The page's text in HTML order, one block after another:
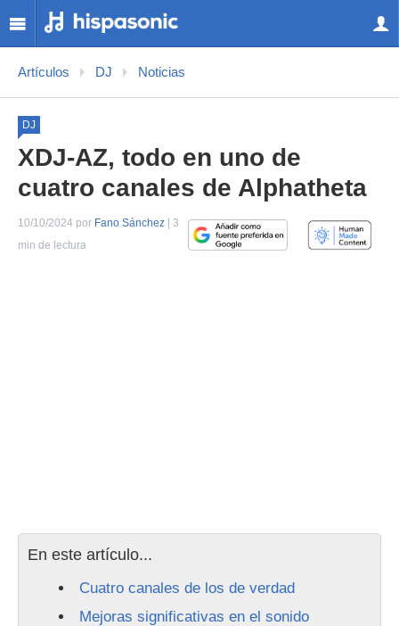
Artículos DJ Noticias
DJ
XDJ-AZ, todo en uno de
cuatro canales de Alphatheta
10/10/2024 por Fano Sánchez | 3
min de lectura
En este artículo...
Cuatro canales de los de verdad
Mejoras significativas en el sonido